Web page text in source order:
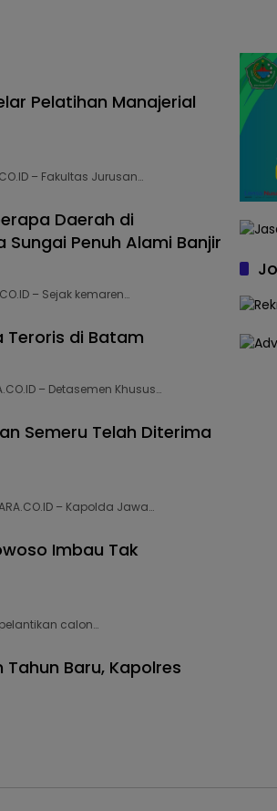
Pelatihan Manajerial
– Fakultas Jurusan…
Daerah di
Penuh Alami Banjir
– Sejak kemaren…
Teroris di Batam
– Detasemen Khusus…
Semeru Telah Diterima
– Kapolda Jawa…
Imbau Tak
pelantikan calon…
Tahun Baru, Kapolres